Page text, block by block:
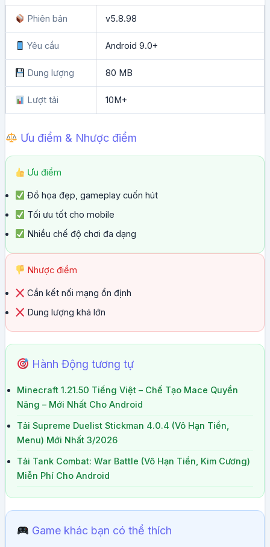
Phiên bản v5.8.98
Yêu cầu Android 9.0+
Dung lượng 80 MB
Lượt tải 10M+
Ưu điểm & Nhược điểm
Ưu điểm
Đồ họa đẹp, gameplay cuốn hút
Tối ưu tốt cho mobile
Nhiều chế độ chơi đa dạng
Nhược điểm
Cần kết nối mạng ổn định
Dung lượng khá lớn
Hành Động tương tự
Minecraft 1.21.50 Tiếng Việt – Chế Tạo Mace Quyền
Năng – Mới Nhất Cho Android
Tải Supreme Duelist Stickman 4.0.4 (Vô Hạn Tiền,
Menu) Mới Nhất 3/2026
Tải Tank Combat: War Battle (Vô Hạn Tiền, Kim Cương)
Miễn Phí Cho Android
Game khác bạn có thể thích